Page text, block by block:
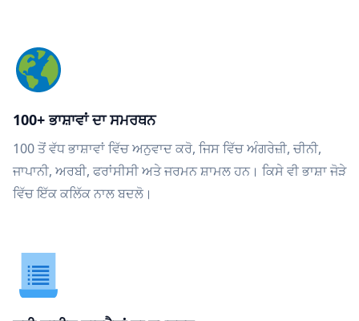
100+ ਭਾਸ਼ਾਵਾਂ ਦਾ ਸਮਰਥਨ
100 ਤੋਂ ਵੱਧ ਭਾਸ਼ਾਵਾਂ ਵਿੱਚ ਅਨੁਵਾਦ ਕਰੋ, ਜਿਸ ਵਿੱਚ ਅੰਗਰੇਜ਼ੀ, ਚੀਨੀ,
ਜਾਪਾਨੀ, ਅਰਬੀ, ਫਰਾਂਸੀਸੀ ਅਤੇ ਜਰਮਨ ਸ਼ਾਮਲ ਹਨ। ਕਿਸੇ ਵੀ ਭਾਸ਼ਾ ਜੋੜੇ
ਵਿੱਚ ਇੱਕ ਕਲਿੱਕ ਨਾਲ ਬਦਲੋ।